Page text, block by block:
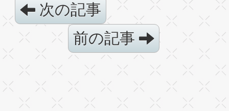
次の記事
前の記事